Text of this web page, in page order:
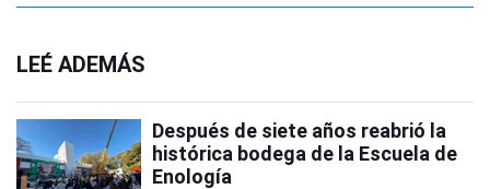
LEÉ ADEMÁS
Después de siete años reabrió la
histórica bodega de la Escuela de
Enología